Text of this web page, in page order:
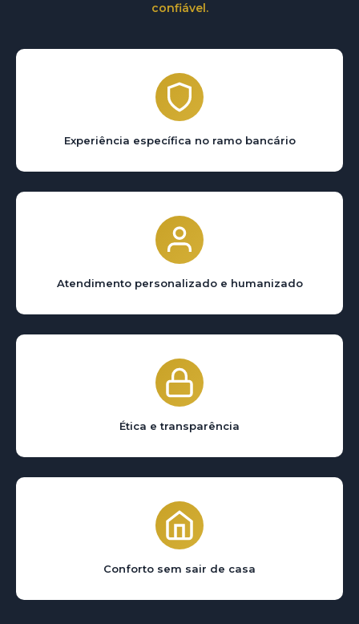
confiável.
Experiência específica no ramo bancário
Atendimento personalizado e humanizado
Ética e transparência
Conforto sem sair de casa